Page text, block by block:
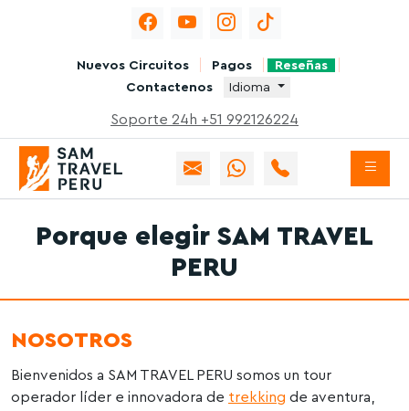
Nuevos Circuitos Pagos
Reseñas
Contactenos
Idioma
Soporte 24h +51 992126224
Porque elegir SAM TRAVEL
PERU
NOSOTROS
Bienvenidos a SAM TRAVEL PERU somos un tour
operador líder e innovadora de trekking de aventura,